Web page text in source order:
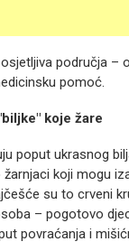
područja –
pomoć.
koje žare
poput ukrasnog
koji mogu
su to crveni
– pogotovo
povraćanja i